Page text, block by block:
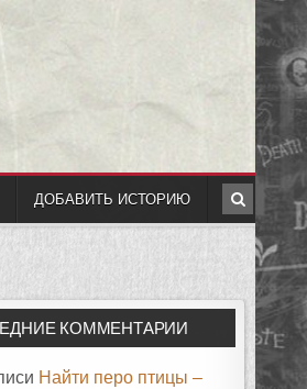
ДОБАВИТЬ ИСТОРИЮ
КОММЕНТАРИИ
Найти перо птицы –